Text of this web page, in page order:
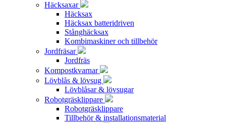
Häcksaxar
Häcksax
Häcksax batteridriven
Stånghäcksax
Kombimaskiner och tillbehör
Jordfräsar
Jordfräs
Kompostkvarnar
Lövblås & lövsug
Lövblåsar & lövsugar
Robotgräsklippare
Robotgräsklippare
Tillbehör & installationsmaterial